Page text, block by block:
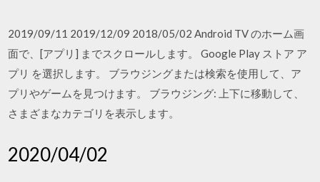
2019/09/11 2019/12/09 2018/05/02 Android TV のホーム画
面で、[アプリ] までスクロールします。 Google Play ストア ア
プリ を選択します。 ブラウジングまたは検索を使用して、ア
プリやゲームを見つけます。 ブラウジング: 上下に移動して、
さまざまなカテゴリを表示します。
2020/04/02